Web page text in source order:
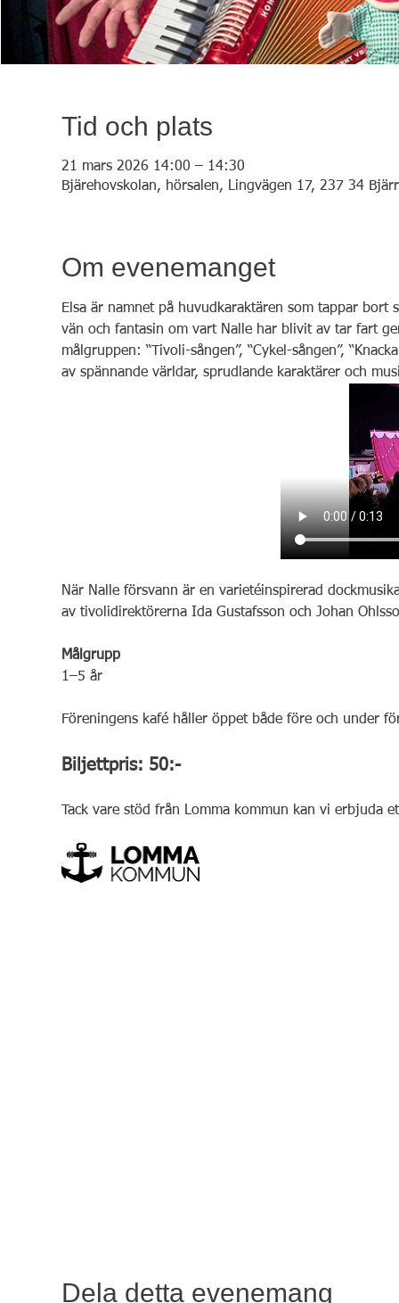
Tid och plats
21 mars 2026 14:00 – 14:30
Bjärehovskolan, hörsalen, Lingvägen 17, 237 34
Om evenemanget
Elsa är namnet på huvudkaraktären som tappar
vän och fantasin om vart Nalle har blivit av tar fart
målgruppen: “Tivoli-sången”, “Cykel-sången”,
av spännande världar, sprudlande karaktärer och
När Nalle försvann är en varietéinspirerad
av tivolidirektörerna Ida Gustafsson och Johan
Målgrupp
1–5 år
Föreningens kafé håller öppet både före och under
Biljettpris: 50:-
Tack vare stöd från Lomma kommun kan vi erbjuda
Dela detta evenemang